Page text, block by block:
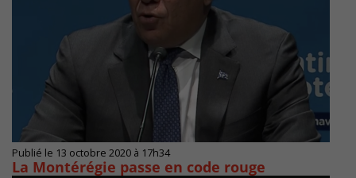
Publié le 13 octobre 2020 à 17h34
La Montérégie passe en code rouge